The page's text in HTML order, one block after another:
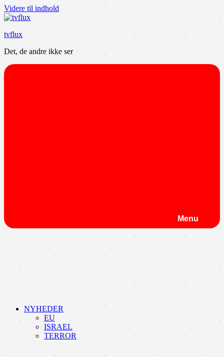
Videre til indhold
tvflux
Det, de andre ikke ser
Menu
NYHEDER
EU
ISRAEL
TERROR